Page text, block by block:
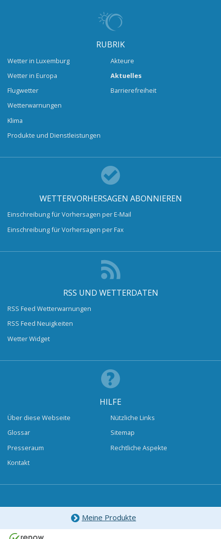
RUBRIK
Wetter in Luxemburg
Wetter in Europa
Flugwetter
Wetterwarnungen
Klima
Produkte und Dienstleistungen
Akteure
Aktuelles
Barrierefreiheit
WETTERVORHERSAGEN ABONNIEREN
Einschreibung für Vorhersagen per E-Mail
Einschreibung für Vorhersagen per Fax
RSS UND WETTERDATEN
RSS Feed Wetterwarnungen
RSS Feed Neuigkeiten
Wetter Widget
HILFE
Über diese Webseite
Glossar
Presseraum
Kontakt
Nützliche Links
Sitemap
Rechtliche Aspekte
Meine Produkte